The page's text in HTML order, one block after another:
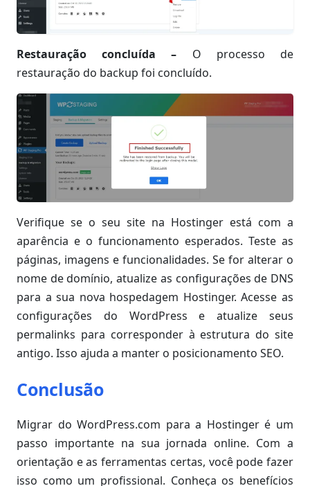
Restauração concluída – O processo de
restauração do backup foi concluído.
Verifique se o seu site na Hostinger está com a
aparência e o funcionamento esperados. Teste as
páginas, imagens e funcionalidades. Se for alterar o
nome de domínio, atualize as configurações de DNS
para a sua nova hospedagem Hostinger. Acesse as
configurações do WordPress e atualize seus
permalinks para corresponder à estrutura do site
antigo. Isso ajuda a manter o posicionamento SEO.
Conclusão
Migrar do WordPress.com para a Hostinger é um
passo importante na sua jornada online. Com a
orientação e as ferramentas certas, você pode fazer
isso como um profissional. Conheça os benefícios